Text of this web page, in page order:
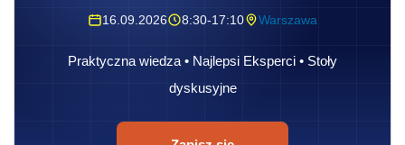
16.09.2026 8:30-17:10 Warszawa
Praktyczna wiedza • Najlepsi Eksperci • Stoły
dyskusyjne